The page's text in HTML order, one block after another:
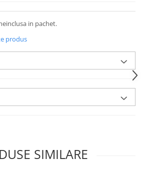
in pachet.
produs
SIMILARE